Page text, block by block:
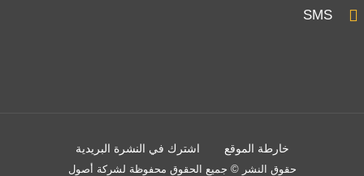
SMS
خارطة الموقع اشترك في النشرة البريدية
حقوق النشر © جميع الحقوق محفوظة لشركة أصول